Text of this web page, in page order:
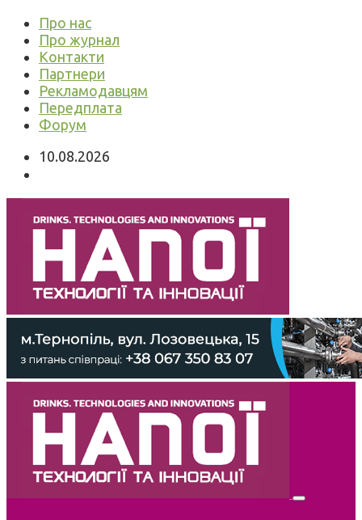
Про нас
Про журнал
Контакти
Партнери
Рекламодавцям
Передплата
Форум
10.08.2026